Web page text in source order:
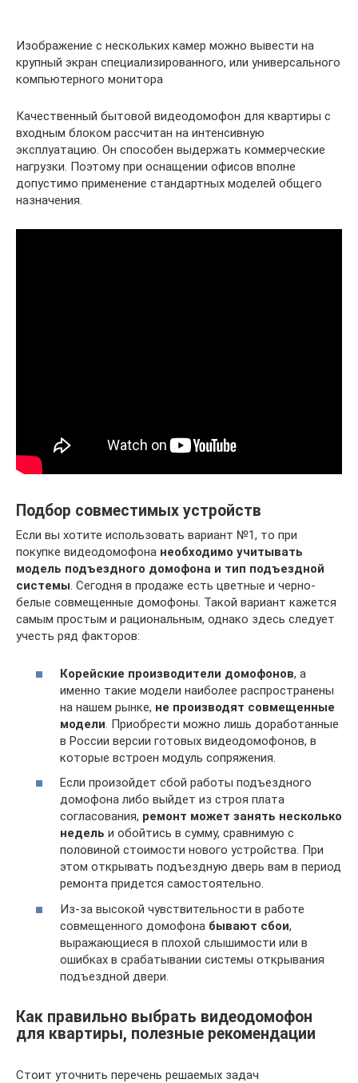
Изображение с нескольких камер можно вывести на
крупный экран специализированного, или универсального
компьютерного монитора
Качественный бытовой видеодомофон для квартиры с
входным блоком рассчитан на интенсивную
эксплуатацию. Он способен выдержать коммерческие
нагрузки. Поэтому при оснащении офисов вполне
допустимо применение стандартных моделей общего
назначения.
Подбор совместимых устройств
Если вы хотите использовать вариант №1, то при
покупке видеодомофона необходимо учитывать
модель подъездного домофона и тип подъездной
системы. Сегодня в продаже есть цветные и черно-
белые совмещенные домофоны. Такой вариант кажется
самым простым и рациональным, однако здесь следует
учесть ряд факторов:
Корейские производители домофонов, а
именно такие модели наиболее распространены
на нашем рынке, не производят совмещенные
модели . Приобрести можно лишь доработанные
в России версии готовых видеодомофонов, в
которые встроен модуль сопряжения.
Если произойдет сбой работы подъездного
домофона либо выйдет из строя плата
согласования, ремонт может занять несколько
недель и обойтись в сумму, сравнимую с
половиной стоимости нового устройства. При
этом открывать подъездную дверь вам в период
ремонта придется самостоятельно.
Из-за высокой чувствительности в работе
совмещенного домофона бывают сбои,
выражающиеся в плохой слышимости или в
ошибках в срабатывании системы открывания
подъездной двери.
Как правильно выбрать видеодомофон
для квартиры, полезные рекомендации
Стоит уточнить перечень решаемых задач